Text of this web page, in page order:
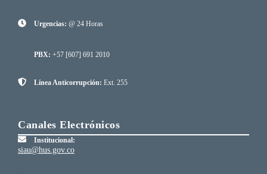
Urgencias: @ 24 Horas
PBX: +57 [607] 691 2010
Línea Anticorrupción: Ext. 255
Canales Electrónicos
Institucional:
siau@hus.gov.co